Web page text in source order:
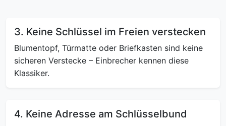
3. Keine Schlüssel im Freien verstecken
Blumentopf, Türmatte oder Briefkasten sind keine
sicheren Verstecke – Einbrecher kennen diese
Klassiker.
4. Keine Adresse am Schlüsselbund